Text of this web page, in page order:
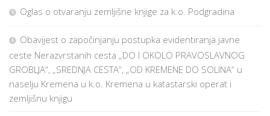
Oglas o otvaranju zemljišne knjige za k.o. Podgradina
Obavijest o započinjanju postupka evidentiranja javne
ceste Nerazvrstanih cesta „DO I OKOLO PRAVOSLAVNOG
GROBLJA“, „SREDNJA CESTA“, „OD KREMENE DO SOLINA“ u
naselju Kremena u k.o. Kremena u katastarski operat i
zemljišnu knjigu